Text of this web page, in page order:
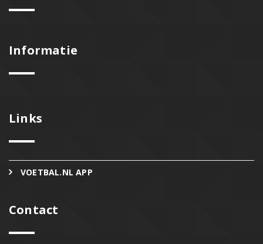
Informatie
Links
VOETBAL.NL APP
Contact